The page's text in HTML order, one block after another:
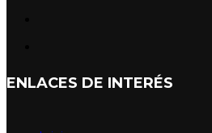
ENLACES DE INTERÉS